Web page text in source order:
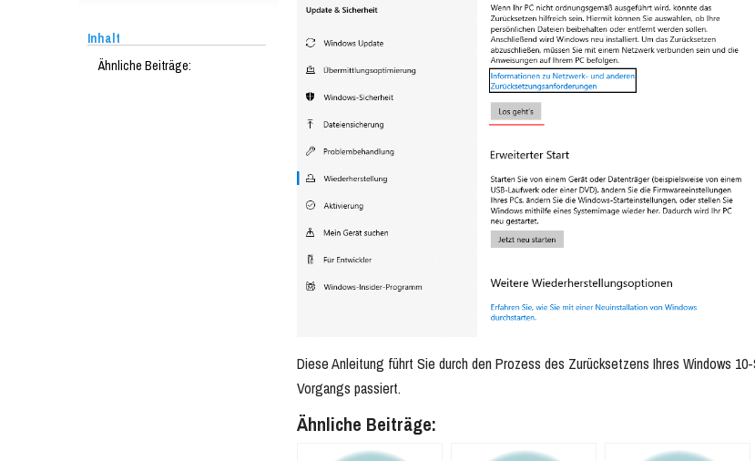
Inhalt
Ähnliche Beiträge:
Diese Anleitung führt Sie durch den Prozess des Zurücksetzens Ihres Windows
Vorgangs passiert.
Ähnliche Beiträge: